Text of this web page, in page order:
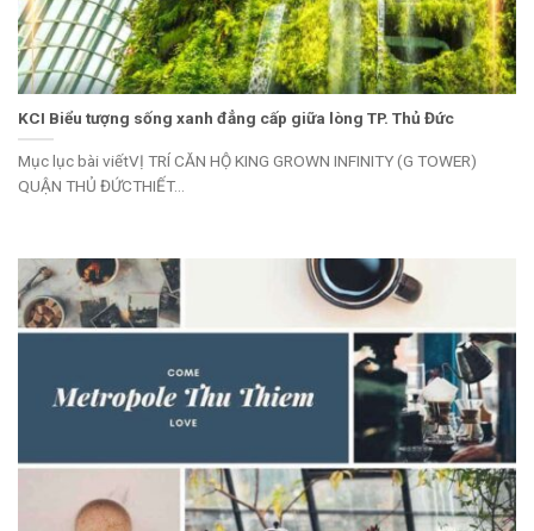
KCI Biểu tượng sống xanh đẳng cấp giữa lòng TP. Thủ Đức
Mục lục bài viếtVỊ TRÍ CĂN HỘ KING GROWN INFINITY (G TOWER)
QUẬN THỦ ĐỨCTHIẾT...